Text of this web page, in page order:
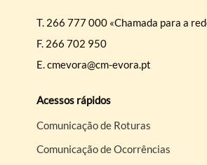
T. 266 777 000 «Chamada para a
F. 266 702 950
E.cmevora@cm-evora.pt
Acessos rápidos
Comunicação de Roturas
Comunicação de Ocorrências